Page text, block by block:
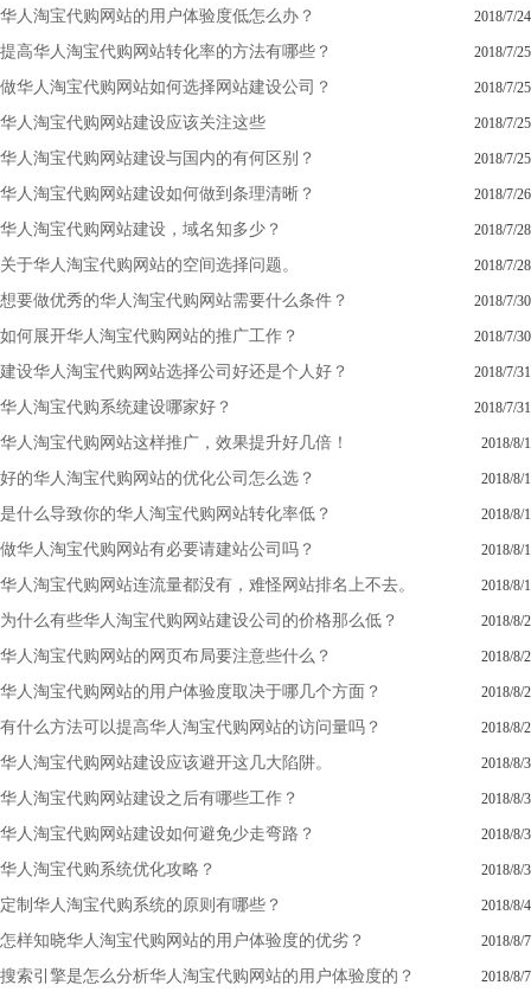
华人淘宝代购网站的用户体验度低怎么办？ 2018/7/24
提高华人淘宝代购网站转化率的方法有哪些？ 2018/7/25
做华人淘宝代购网站如何选择网站建设公司？ 2018/7/25
华人淘宝代购网站建设应该关注这些 2018/7/25
华人淘宝代购网站建设与国内的有何区别？ 2018/7/25
华人淘宝代购网站建设如何做到条理清晰？ 2018/7/26
华人淘宝代购网站建设，域名知多少？ 2018/7/28
关于华人淘宝代购网站的空间选择问题。 2018/7/28
想要做优秀的华人淘宝代购网站需要什么条件？ 2018/7/30
如何展开华人淘宝代购网站的推广工作？ 2018/7/30
建设华人淘宝代购网站选择公司好还是个人好？ 2018/7/31
华人淘宝代购系统建设哪家好？ 2018/7/31
华人淘宝代购网站这样推广，效果提升好几倍！ 2018/8/1
好的华人淘宝代购网站的优化公司怎么选？ 2018/8/1
是什么导致你的华人淘宝代购网站转化率低？ 2018/8/1
做华人淘宝代购网站有必要请建站公司吗？ 2018/8/1
华人淘宝代购网站连流量都没有，难怪网站排名上不去。 2018/8/1
为什么有些华人淘宝代购网站建设公司的价格那么低？ 2018/8/2
华人淘宝代购网站的网页布局要注意些什么？ 2018/8/2
华人淘宝代购网站的用户体验度取决于哪几个方面？ 2018/8/2
有什么方法可以提高华人淘宝代购网站的访问量吗？ 2018/8/2
华人淘宝代购网站建设应该避开这几大陷阱。 2018/8/3
华人淘宝代购网站建设之后有哪些工作？ 2018/8/3
华人淘宝代购网站建设如何避免少走弯路？ 2018/8/3
华人淘宝代购系统优化攻略？ 2018/8/3
定制华人淘宝代购系统的原则有哪些？ 2018/8/4
怎样知晓华人淘宝代购网站的用户体验度的优劣？ 2018/8/7
搜索引擎是怎么分析华人淘宝代购网站的用户体验度的？ 2018/8/7